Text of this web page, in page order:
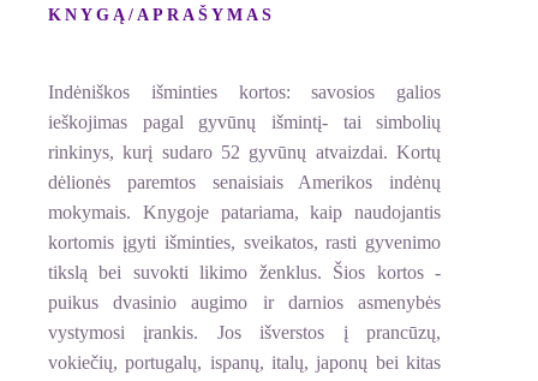
KNYGĄ/APRAŠYMAS
Indėniškos išminties kortos: savosios galios
ieškojimas pagal gyvūnų išmintį- tai simbolių
rinkinys, kurį sudaro 52 gyvūnų atvaizdai. Kortų
dėlionės paremtos senaisiais Amerikos indėnų
mokymais. Knygoje patariama, kaip naudojantis
kortomis įgyti išminties, sveikatos, rasti gyvenimo
tikslą bei suvokti likimo ženklus. Šios kortos -
puikus dvasinio augimo ir darnios asmenybės
vystymosi įrankis. Jos išverstos į prancūzų,
vokiečių, portugalų, ispanų, italų, japonų bei kitas